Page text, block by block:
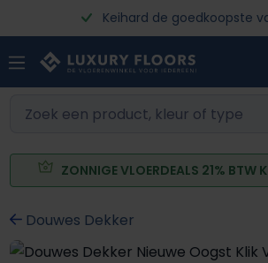
Ga naar de hoofdinhoud
Keihard de goedkoopste
ZONNIGE VLOERDEALS 21% BTW
Douwes Dekker
Afbeeldingengalerij overslaan